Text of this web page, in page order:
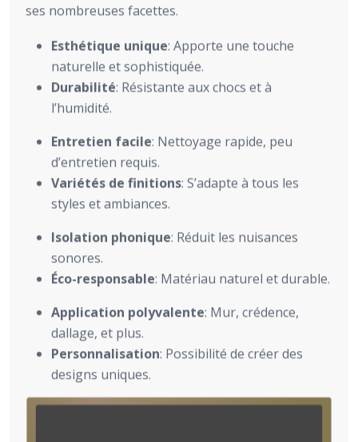
ses nombreuses facettes.
Esthétique unique: Apporte une touche
naturelle et sophistiquée.
Durabilité: Résistante aux chocs et à
l’humidité.
Entretien facile: Nettoyage rapide, peu
d’entretien requis.
Variétés de finitions: S’adapte à tous les
styles et ambiances.
Isolation phonique: Réduit les nuisances
sonores.
Éco-responsable: Matériau naturel et durable.
Application polyvalente: Mur, crédence,
dallage, et plus.
Personnalisation: Possibilité de créer des
designs uniques.